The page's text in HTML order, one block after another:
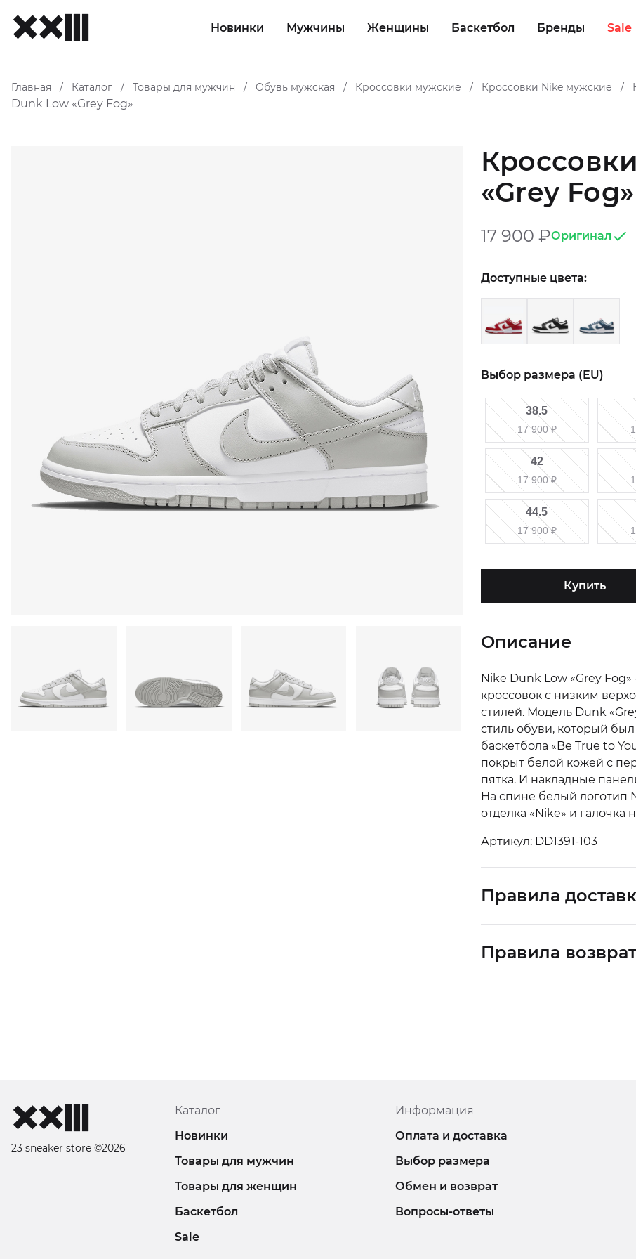
Новинки Мужчины Женщины Баскетбол Бренды Sale
Главная / Каталог / Товары для мужчин / Обувь мужская / Кроссовки мужские / Кроссовки Nike мужские /
Dunk Low «Grey Fog»
«Grey Fog»
17 900 ₽Оригинал
Доступные цвета:
Выбор размера (EU)
38.5
17 900₽
42
17 900₽
44.5
17 900₽
Купить
Описание
Nike Dunk Low «Grey
кроссовок с низким
стилей. Модель Dunk
стиль обуви, который
баскетбола «Be True to
покрыт белой кожей с
пятка. И накладные
На спине белый логотип
отделка «Nike» и галочка
Артикул: DD1391-103
Правила
Правила
23 sneaker store ©2026
Каталог
Новинки
Товары для мужчин
Товары для женщин
Баскетбол
Sale
Информация
Оплата и доставка
Выбор размера
Обмен и возврат
Вопросы-ответы